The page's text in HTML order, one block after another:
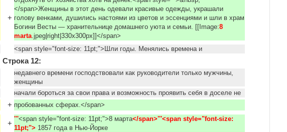
+
</span>Женщины в этот день одевали красивые одежды, украшали
голову венками, душились настоями из цветов и эссенциями и шли в храм
Богини Весты — хранительнице домашнего уюта и семьи. [[Image:8
marta.jpeg|right|330x300px]]</span>
<span style="font-size: 11pt;">Шли годы. Менялись времена и
Строка 12:
недавнего времени господствовали как руководители только мужчины,
женщины
начали бороться за свои права и возможность проявить себя в доселе не
+ пробованных сферах.</span>
+ '''<span style="font-size: 11pt;">8 марта</span>'''<span style="font-size:
11pt;"> 1857 года в Нью-Йорке